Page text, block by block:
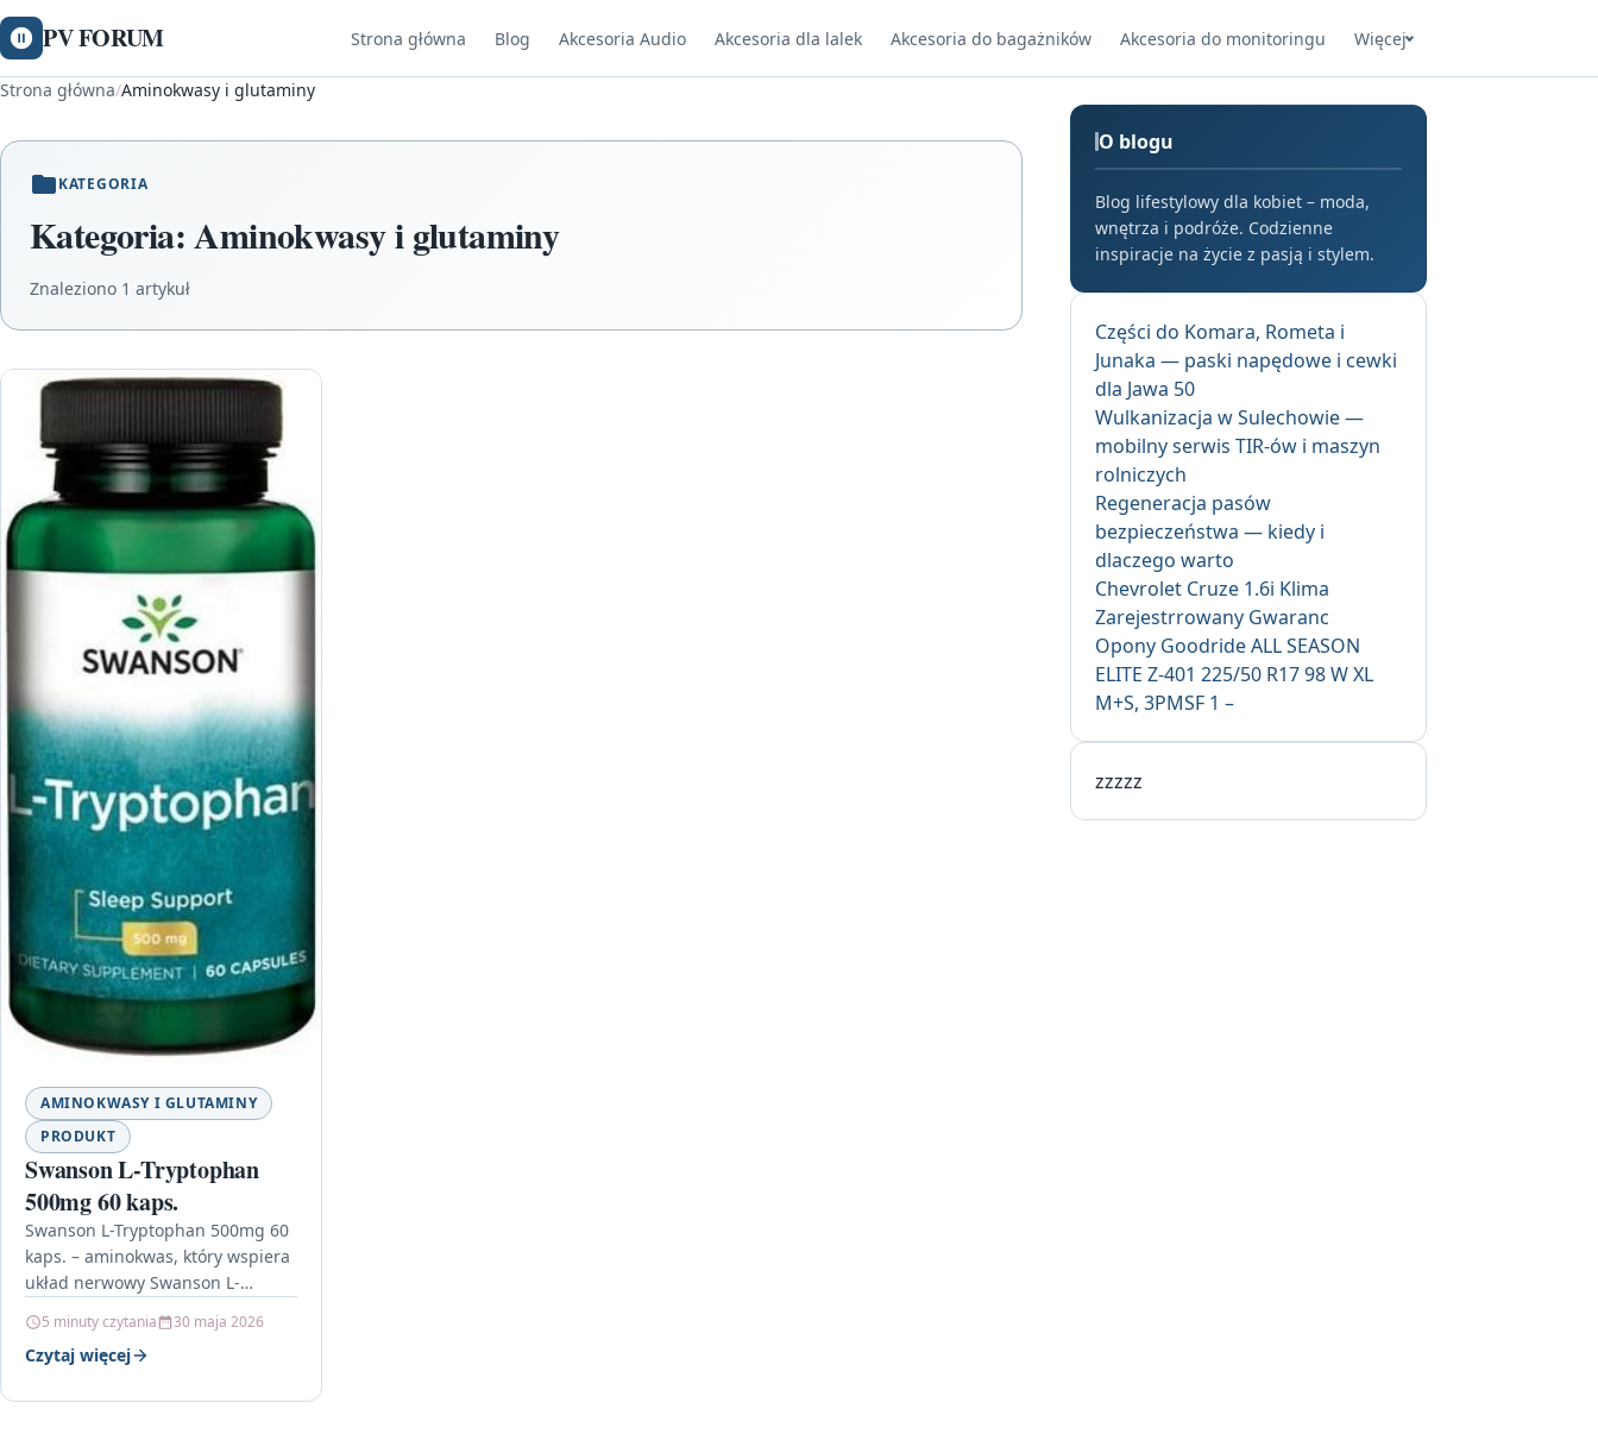
PV FORUM Strona główna Blog Akcesoria Audio Akcesoria dla lalek Akcesoria do bagażników Akcesoria do monitoringu Więcej
Strona główna/Aminokwasy i glutaminy
KATEGORIA
Kategoria:Aminokwasy i glutaminy
Znaleziono 1 artykuł
AMINOKWASY I GLUTAMINY
PRODUKT
Swanson L-Tryptophan
500mg 60 kaps.
Swanson L-Tryptophan 500mg 60
kaps. – aminokwas, który wspiera
układ nerwowy Swanson L-
suplement zawierający L-
tryptofan – aminokwas ceniony
5 minuty czytania 30 maja 2026
Czytaj więcej
O blogu
Blog lifestylowy dla kobiet – moda,
wnętrza i podróże. Codzienne
inspiracje na życie z pasją i stylem.
Części do Komara, Rometa i
Junaka — paski napędowe i cewki
dla Jawa 50
Wulkanizacja w Sulechowie —
mobilny serwis TIR-ów i maszyn
rolniczych
Regeneracja pasów
bezpieczeństwa — kiedy i
dlaczego warto
Chevrolet Cruze 1.6i Klima
Zarejestrrowany Gwaranc
Opony Goodride ALL SEASON
ELITE Z-401 225/50 R17 98 W XL
M+S, 3PMSF 1 –
zzzzz